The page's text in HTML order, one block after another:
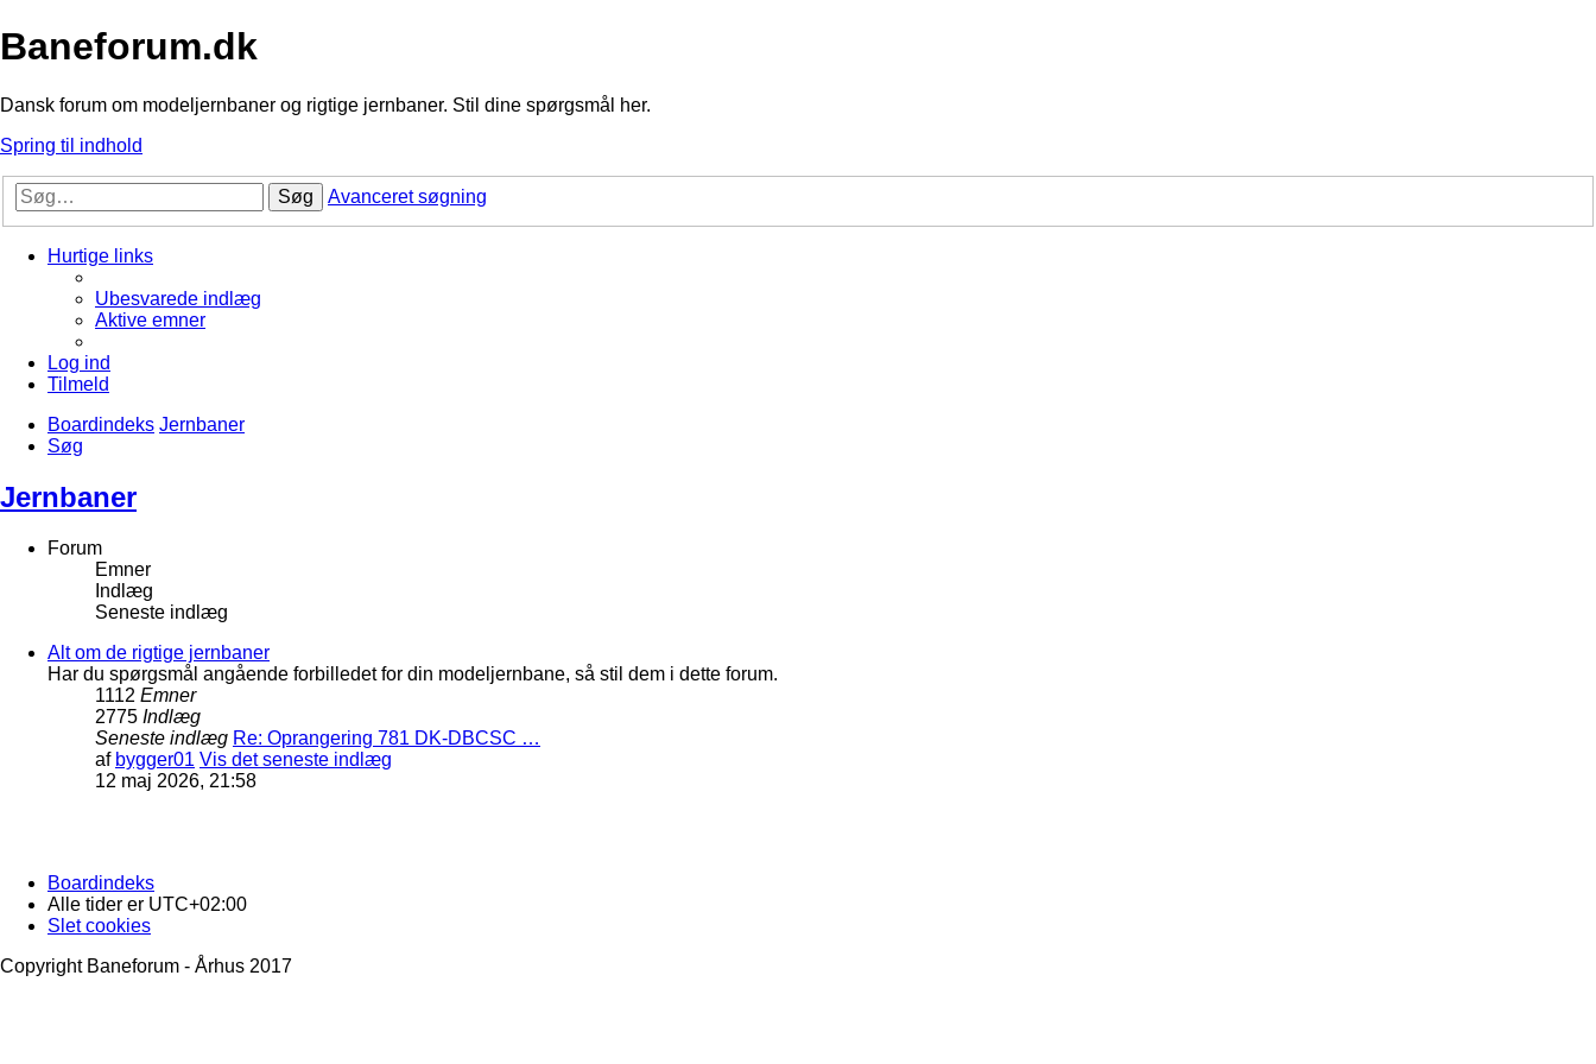
Baneforum.dk
Dansk forum om modeljernbaner og rigtige jernbaner. Stil dine spørgsmål her.
Spring til indhold
Søg Avanceret søgning
Hurtige links
Ubesvarede indlæg
Aktive emner
Log ind
Tilmeld
Boardindeks Jernbaner
Søg
Jernbaner
Forum
Emner
Indlæg
Seneste indlæg
Alt om de rigtige jernbaner
Har du spørgsmål angående forbilledet for din modeljernbane, så stil dem i dette forum.
1112 Emner
2775 Indlæg
Seneste indlæg Re: Oprangering 781 DK-DBCSC …
af bygger01 Vis det seneste indlæg
12 maj 2026, 21:58
Boardindeks
Alle tider er UTC+02:00
Slet cookies
Copyright Baneforum - Århus 2017